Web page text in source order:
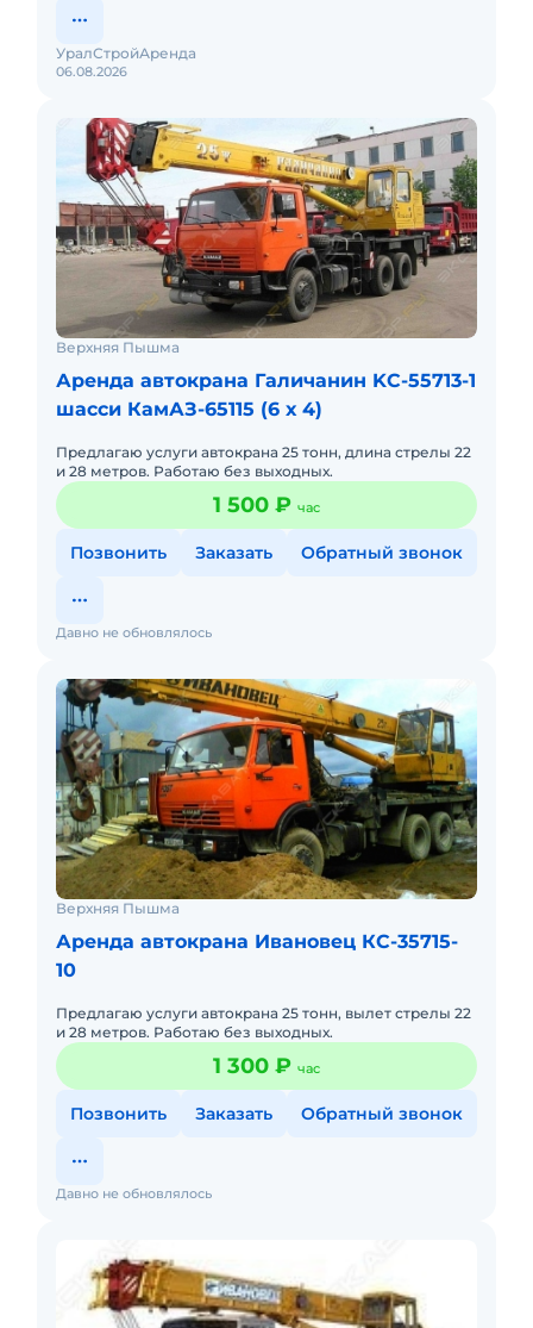
06.08.2026
УралСтройАренда
Верхняя Пышма
Аренда автокрана Галичанин KC-55713-1
шасси КамАЗ-65115 (6 х 4)
Предлагаю услуги автокрана 25 тонн, длина стрелы 22
и 28 метров. Работаю без выходных.
1 500 ₽ час
Позвонить Заказать Обратный звонок
Давно не обновлялось
Верхняя Пышма
Аренда автокрана Ивановец КС-35715-
10
Предлагаю услуги автокрана 25 тонн, вылет стрелы 22
и 28 метров. Работаю без выходных.
1 300 ₽ час
Позвонить Заказать Обратный звонок
Давно не обновлялось